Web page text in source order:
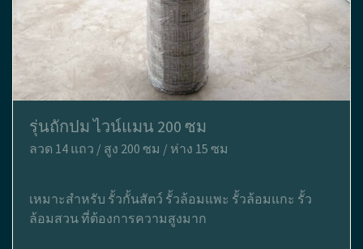
รุ่นถักปม ไวน์แมน 200 ซม
ลวด 14 แถว / สูง 200 ซม / ห่าง 15 ซม
เหมาะสำหรับ รั้วกั้นสัตว์ รั้วล้อมแพะ รั้วล้อมแกะ รั้ว
ล้อมสวน ที่ต้องการความสูงมาก